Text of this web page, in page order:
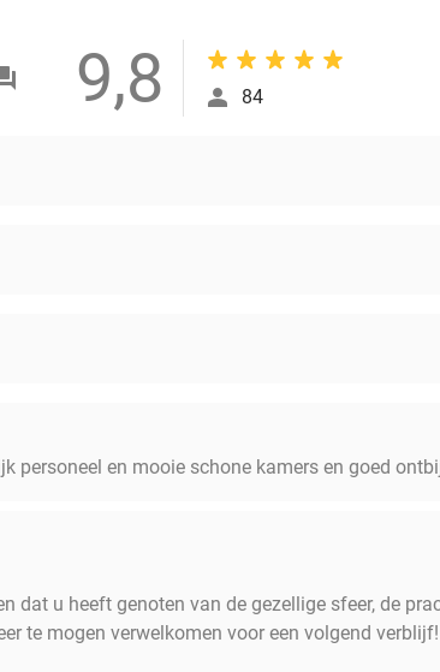
9,8 84
personeel en mooie schone kamers en goed
dat u heeft genoten van de gezellige sfeer, de
te mogen verwelkomen voor een volgend verblijf!